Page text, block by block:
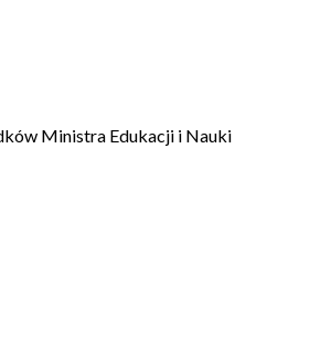
Ministra Edukacji i Nauki